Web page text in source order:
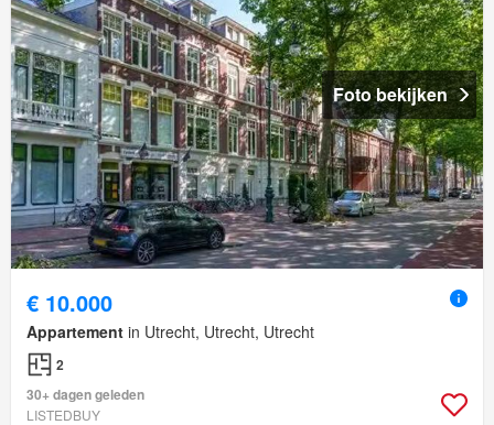
Foto bekijken
€ 10.000
Appartement in Utrecht, Utrecht, Utrecht
2
30+ dagen geleden
LISTEDBUY